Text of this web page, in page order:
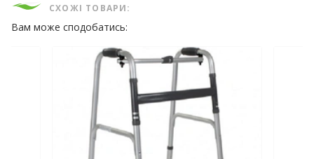
СХОЖІ ТОВАРИ:
Вам може сподобатись: